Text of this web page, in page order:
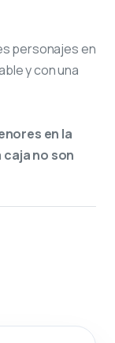
personajes en
y con una
en la
no son